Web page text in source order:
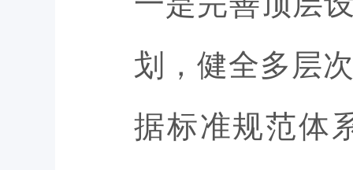
划，健全多层
据标准规范体